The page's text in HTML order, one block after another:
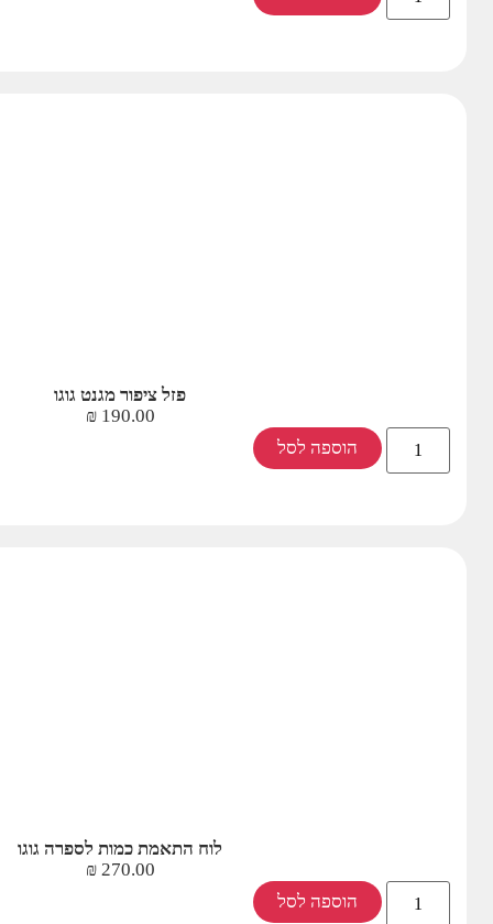
פזל ציפור מגנט גוגו
190.00
₪
הוספה לסל
לוח התאמת כמות לספרה גוגו
270.00
₪
הוספה לסל